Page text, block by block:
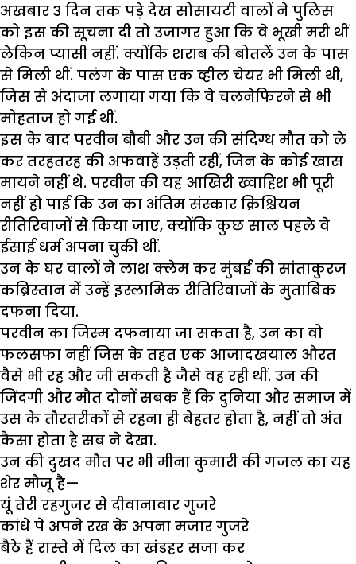
अखबार 3 दिन तक पड़े देख सोसायटी वालों ने पुलिस
को इस की सूचना दी तो उजागर हुआ कि वे भूखी मरी थीं
लेकिन प्यासी नहीं. क्योंकि शराब की बोतलें उन के पास
से मिली थीं. पलंग के पास एक व्हील चेयर भी मिली थी,
जिस से अंदाजा लगाया गया कि वे चलनेफिरने से भी
मोहताज हो गई थीं.
इस के बाद परवीन बौबी और उन की संदिग्ध मौत को ले
कर तरहतरह की अफवाहें उड़ती रहीं, जिन के कोई खास
मायने नहीं थे. परवीन की यह आखिरी ख्वाहिश भी पूरी
नहीं हो पाई कि उन का अंतिम संस्कार क्रिश्चियन
रीतिरिवाजों से किया जाए, क्योंकि कुछ साल पहले वे
ईसाई धर्म अपना चुकी थीं.
उन के घर वालों ने लाश क्लेम कर मुंबई की सांताकु्रज
कब्रिस्तान में उन्हें इस्लामिक रीतिरिवाजों के मुताबिक
दफना दिया.
परवीन का जिस्म दफनाया जा सकता है, उन का वो
फलसफा नहीं जिस के तहत एक आजादखयाल औरत
वैसे भी रह और जी सकती है जैसे वह रही थीं. उन की
जिंदगी और मौत दोनों सबक हैं कि दुनिया और समाज में
उस के तौरतरीकों से रहना ही बेहतर होता है, नहीं तो अंत
कैसा होता है सब ने देखा.
उन की दुखद मौत पर भी मीना कुमारी की गजल का यह
शेर मौजू है—
यूं तेरी रहगुजर से दीवानावार गुजरे
कांधे पे अपने रख के अपना मजार गुजरे
बैठे हैं रास्ते में दिल का खंडहर सजा कर